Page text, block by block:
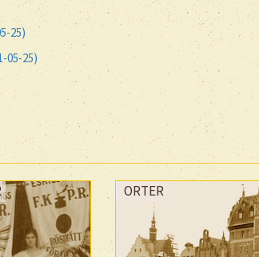
25)
05-25)
ORTER